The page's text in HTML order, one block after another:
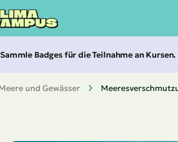
Sammle Badges für die Teilnahme an Kursen.